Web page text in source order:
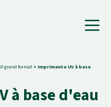
grand format > Imprimante UV à base
à base d'eau